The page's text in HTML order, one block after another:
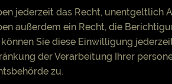
jederzeit das Recht, unentgeltlich
außerdem ein Recht, die
können Sie diese Einwilligung
der Verarbeitung Ihrer
zu.